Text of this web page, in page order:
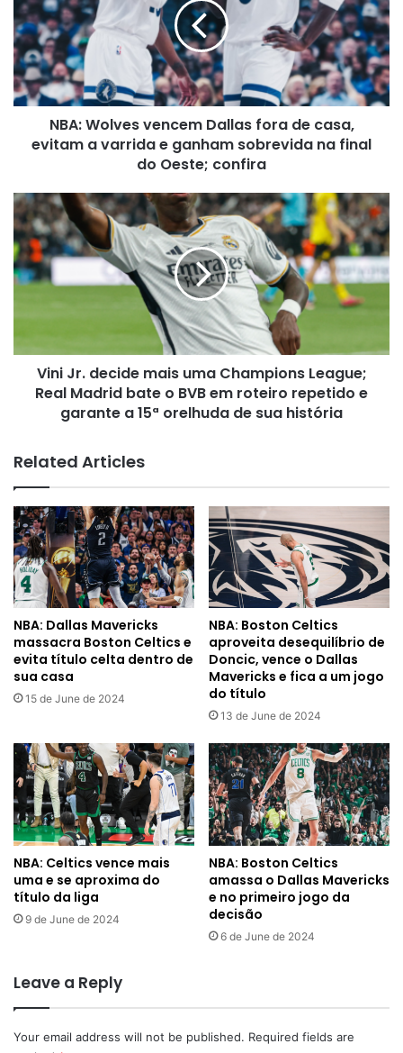
Dallas
fora
de
casa,
evitam
a
na
final
do
Oeste;
confira
NBA: Wolves vencem Dallas fora de casa,
evitam a varrida e ganham sobrevida na final
do Oeste; confira
Vini
Jr.
decide
mais
uma
Madrid
bate
repetido
e
garante
a
15ª
orelhuda
de
sua
Vini Jr. decide mais uma Champions League;
Real Madrid bate o BVB em roteiro repetido e
garante a 15ª orelhuda de sua história
Related Articles
NBA: Dallas Mavericks
massacra Boston Celtics e
evita título celta dentro de
sua casa
15 de June de 2024
NBA: Boston Celtics
aproveita desequilíbrio de
Doncic, vence o Dallas
Mavericks e fica a um jogo
do título
13 de June de 2024
NBA: Celtics vence mais
uma e se aproxima do
título da liga
9 de June de 2024
NBA: Boston Celtics
amassa o Dallas Mavericks
e no primeiro jogo da
decisão
6 de June de 2024
Leave a Reply
Your email address will not be published. Required fields are